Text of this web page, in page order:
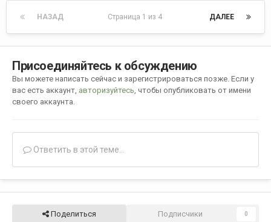
НАЗАД ДАЛЕЕ
Страница 1 из 4
Присоединяйтесь к обсуждению
Вы можете написать сейчас и зарегистрироваться позже. Если у
вас есть аккаунт, авторизуйтесь, чтобы опубликовать от имени
своего аккаунта.
Ответить в этой теме...
Поделиться Подписчики 0